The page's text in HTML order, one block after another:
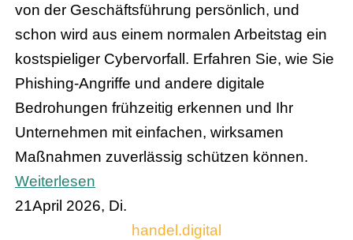
von der Geschäftsführung persönlich, und
schon wird aus einem normalen Arbeitstag ein
kostspieliger Cybervorfall. Erfahren Sie, wie Sie
Phishing-Angriffe und andere digitale
Bedrohungen frühzeitig erkennen und Ihr
Unternehmen mit einfachen, wirksamen
Maßnahmen zuverlässig schützen können.
Weiterlesen
21April 2026, Di.
handel.digital